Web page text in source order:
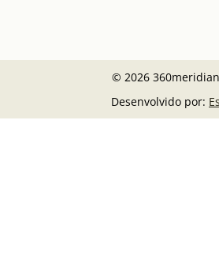
© 2026
Desenvolvido por: